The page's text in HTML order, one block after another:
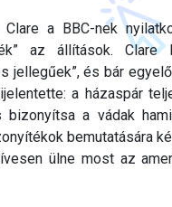
a BBC-nek
az állítások. Clare
jellegűek”, és bár
a házaspár
a vádak
bemutatására
ülne most az